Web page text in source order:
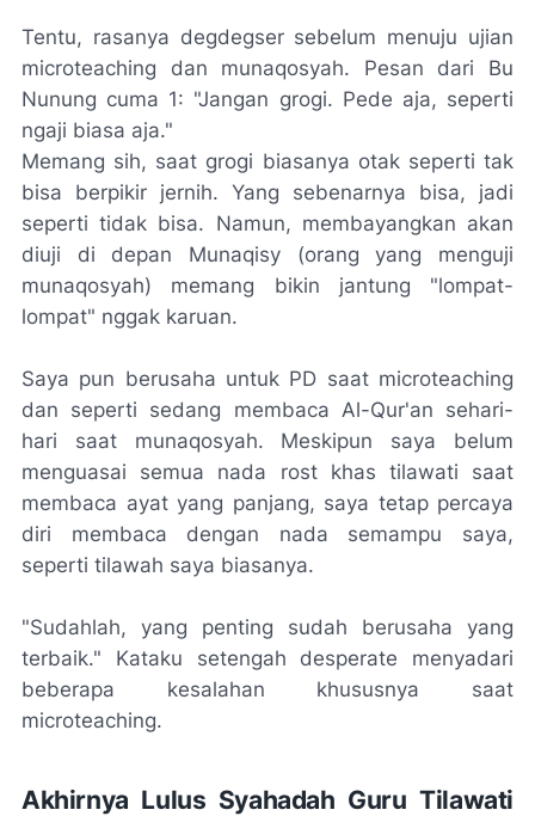
Tentu, rasanya degdegsersebelum menuju ujian
microteaching dan munaqosyah. Pesan dari Bu
Nunung cuma 1: "Jangan grogi. Pede aja, seperti
ngaji biasa aja."
Memang sih, saat grogi biasanya otak seperti tak
bisa berpikir jernih. Yang sebenarnya bisa, jadi
seperti tidak bisa. Namun, membayangkan akan
diuji di depan Munaqisy (orang yang menguji
munaqosyah) memang bikin jantung "lompat-
lompat" nggak karuan.
Saya pun berusaha untuk PD saat microteaching
dan seperti sedang membaca Al-Qur'an sehari-
hari saat munaqosyah. Meskipun saya belum
menguasai semua nada rostkhas tilawati saat
membaca ayat yang panjang, saya tetap percaya
diri membaca dengan nada semampu saya,
seperti tilawah saya biasanya.
"Sudahlah, yang penting sudah berusaha yang
terbaik." Kataku setengah desperate menyadari
beberapa kesalahan khususnya saat
microteaching.
Akhirnya Lulus Syahadah Guru Tilawati